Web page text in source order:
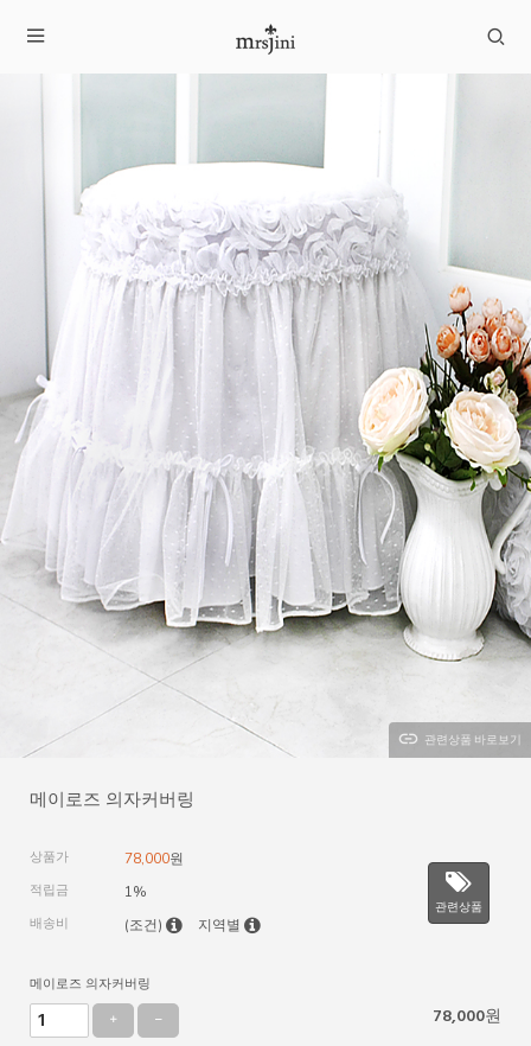
관련상품 바로보기
메이로즈 의자커버링
상품가 78,000원
적립금 1%
배송비 (조건) 지역별
관련상품
메이로즈 의자커버링
78,000원